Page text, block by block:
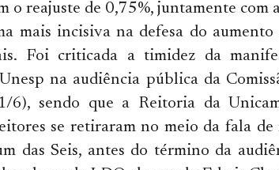
o reajuste de 0,75%, juntamente com
mais incisiva na defesa do aumento
Foi criticada a timidez da
na audiência pública da
6), sendo que a Reitoria da
se retiraram no meio da fala de
das Seis, antes do término da